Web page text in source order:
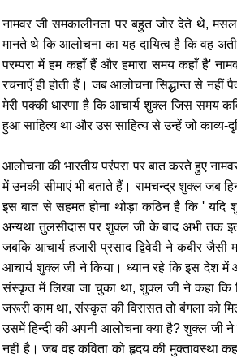
नामवर जी समकालीनता पर बहुत जोर देते थे,
मानते थे कि आलोचना का यह दायित्व है कि वह
परम्परा में हम कहाँ हैं और हमारा समय कहाँ है'
रचनाएँ ही होती हैं। जब आलोचना सिद्धान्त से नहीं
मेरी पक्की धारणा है कि आचार्य शुक्ल जिस समय
हुआ साहित्य था और उस साहित्य से उन्हें जो काव्य-
आलोचना की भारतीय परंपरा पर बात करते हुए
में उनकी सीमाएं भी बताते हैं। रामचन्द्र शुक्ल जब
इस बात से सहमत होना थोड़ा कठिन है कि ' यदि
अन्यथा तुलसीदास पर शुक्ल जी के बाद अभी तक
जबकि आचार्य हजारी प्रसाद द्विवेदी ने कबीर
आचार्य शुक्ल जी ने किया। ध्यान रहे कि इस देश में
संस्कृत में लिखा जा चुका था, शुक्ल जी ने कहा कि
जरूरी काम था, संस्कृत की विरासत तो बंगला को
उसमें हिन्दी की अपनी आलोचना क्या है? शुक्ल जी ने
नहीं है। जब वह कविता को हृदय की मुक्तावस्था